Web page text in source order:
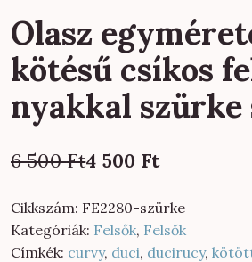
Olasz
kötésű csíkos
nyakkal szürke
6 500Ft
Original
was:
6
500 Ft.
4 500 Ft
Current
is:
4
500 Ft.
Cikkszám: FE2280-szürke
Kategóriák: Felsők, Felsők
Címkék: curvy, duci, ducirucy,